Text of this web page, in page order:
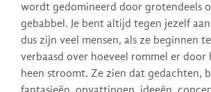
wordt gedomineerd door grotendeels
gebabbel. Je bent altijd tegen jezelf
dus zijn veel mensen, als ze beginnen
verbaasd over hoeveel rommel er door
heen stroomt. Ze zien dat gedachten,